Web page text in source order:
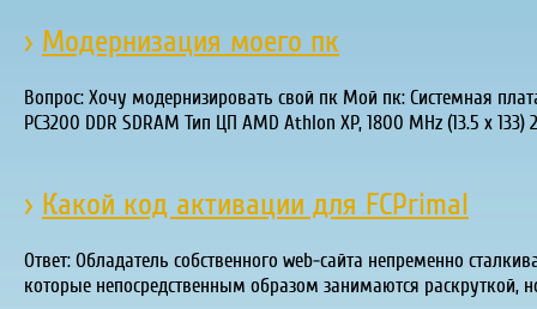
› Модернизация моего пк
Вопрос: Хочу модернизировать свой пк Мой пк: Системная
PC3200 DDR SDRAM Тип ЦП AMD Athlon XP, 1800 MHz (13.5 x 133)
› Какой код активации для FCPrimal
Ответ: Обладатель собственного web-сайта непременно
которые непосредственным образом занимаются раскруткой,